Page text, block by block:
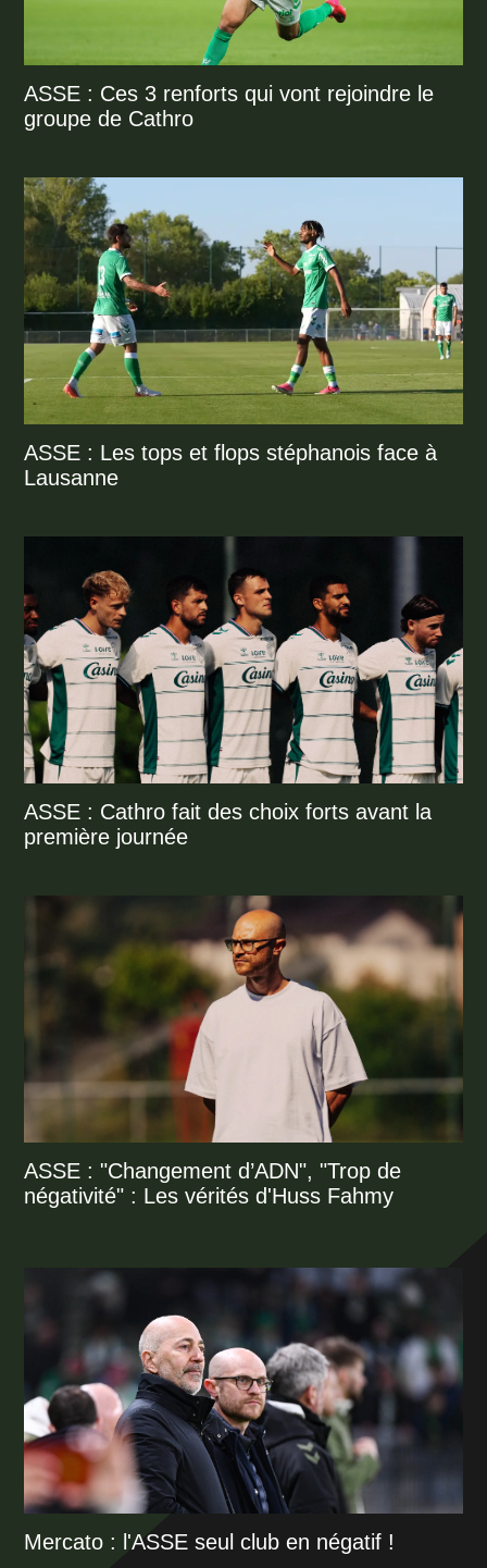
ASSE : Ces 3 renforts qui vont rejoindre le
groupe de Cathro
ASSE : Les tops et flops stéphanois face à
Lausanne
ASSE : Cathro fait des choix forts avant la
première journée
ASSE : "Changement d’ADN", "Trop de
négativité" : Les vérités d'Huss Fahmy
Mercato : l'ASSE seul club en négatif !